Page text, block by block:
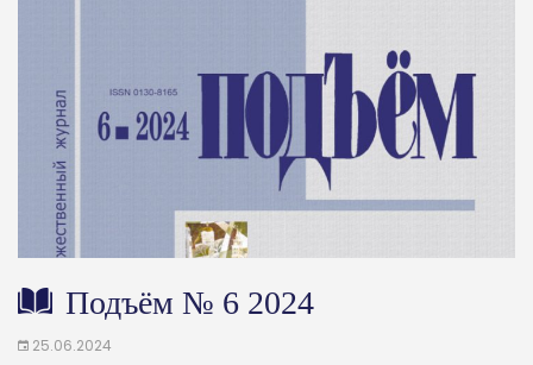
Подъём № 6 2024
25.06.2024